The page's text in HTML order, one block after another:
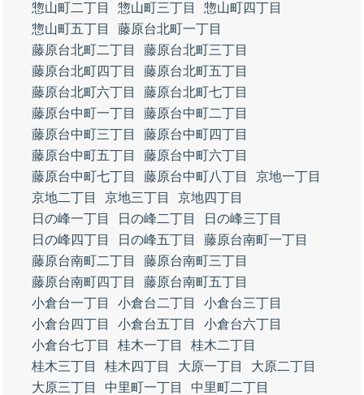
惣山町二丁目
惣山町三丁目
惣山町四丁目
惣山町五丁目
藤原台北町一丁目
藤原台北町二丁目
藤原台北町三丁目
藤原台北町四丁目
藤原台北町五丁目
藤原台北町六丁目
藤原台北町七丁目
藤原台中町一丁目
藤原台中町二丁目
藤原台中町三丁目
藤原台中町四丁目
藤原台中町五丁目
藤原台中町六丁目
藤原台中町七丁目
藤原台中町八丁目
京地一丁目
京地二丁目
京地三丁目
京地四丁目
日の峰一丁目
日の峰二丁目
日の峰三丁目
日の峰四丁目
日の峰五丁目
藤原台南町一丁目
藤原台南町二丁目
藤原台南町三丁目
藤原台南町四丁目
藤原台南町五丁目
小倉台一丁目
小倉台二丁目
小倉台三丁目
小倉台四丁目
小倉台五丁目
小倉台六丁目
小倉台七丁目
桂木一丁目
桂木二丁目
桂木三丁目
桂木四丁目 大原一丁目
大原二丁目
大原三丁目
中里町一丁目
中里町二丁目